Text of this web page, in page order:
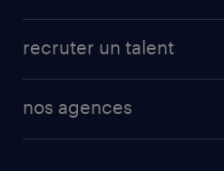
créer un compte candidat
recruter un talent
solutions opérationnelles
nos agences